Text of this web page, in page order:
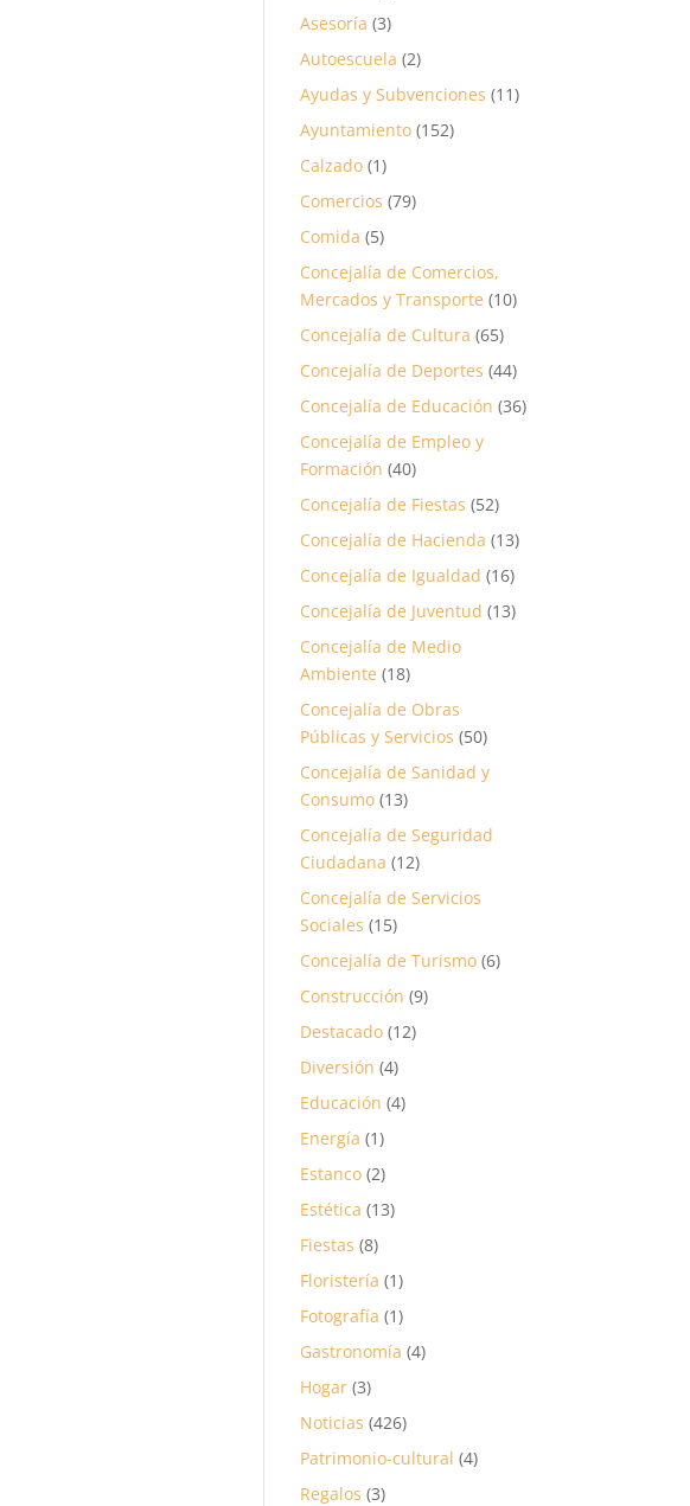
Asesoría (3)
Autoescuela (2)
Ayudas y Subvenciones (11)
Ayuntamiento (152)
Calzado (1)
Comercios (79)
Comida (5)
Concejalía de Comercios,
Mercados y Transporte (10)
Concejalía de Cultura (65)
Concejalía de Deportes (44)
Concejalía de Educación (36)
Concejalía de Empleo y
Formación (40)
Concejalía de Fiestas (52)
Concejalía de Hacienda (13)
Concejalía de Igualdad (16)
Concejalía de Juventud (13)
Concejalía de Medio
Ambiente (18)
Concejalía de Obras
Públicas y Servicios (50)
Concejalía de Sanidad y
Consumo (13)
Concejalía de Seguridad
Ciudadana (12)
Concejalía de Servicios
Sociales (15)
Concejalía de Turismo (6)
Construcción (9)
Destacado (12)
Diversión (4)
Educación (4)
Energía (1)
Estanco (2)
Estética (13)
Fiestas (8)
Floristería (1)
Fotografía (1)
Gastronomía (4)
Hogar (3)
Noticias (426)
Patrimonio-cultural (4)
Regalos (3)